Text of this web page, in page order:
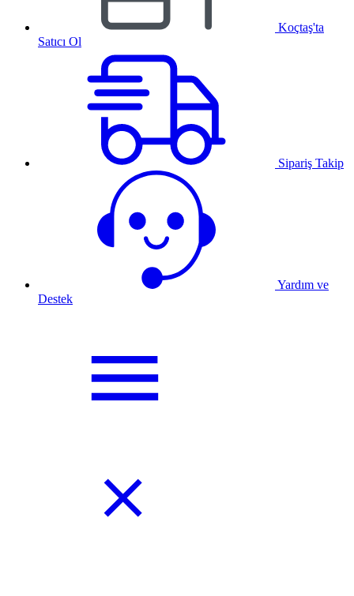
Koçtaş'ta
Satıcı Ol
Sipariş Takip
Yardım ve
Destek